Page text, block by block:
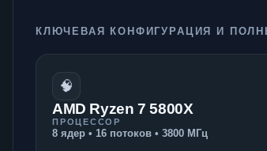
КЛЮЧЕВАЯ КОНФИГУРАЦИЯ И
🧠
AMD Ryzen 7 5800X
ПРОЦЕССОР
8 ядер • 16 потоков • 3800 МГц